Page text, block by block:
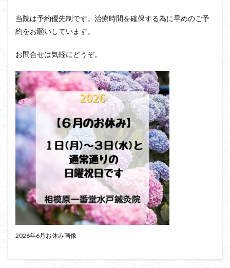
当院は予約優先制です。治療時間を確保する為に早めのご予
約をお願いしています。
お問合せは気軽にどうぞ。
2026年6月お休み画像